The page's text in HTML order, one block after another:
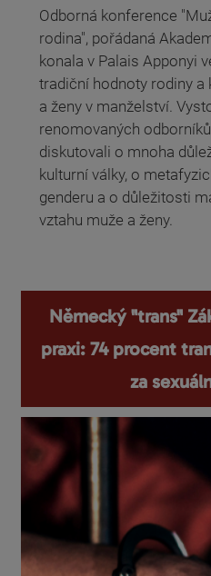
Odborná konference
rodina", pořádaná
konala v Palais Apponyi
tradiční hodnoty rodiny
a ženy v manželství.
renomovaných
diskutovali o mnoha
kulturní války, o
genderu a o důležitosti
vztahu muže a ženy.
Německý "trans"
praxi: 74 procent
za